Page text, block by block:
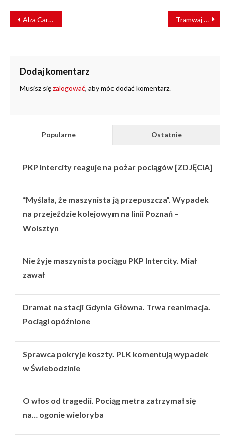
NAWIGACJA
WPISU
Alza Cargo świętuje 10-lecie istnienia Tramwaj modułowy przyszłością transportu miejskiego? [WYWIAD]
Dodaj komentarz
Musisz sięzalogować, aby móc dodać komentarz.
Popularne Ostatnie
PKP Intercity reaguje na pożar pociągów [ZDJĘCIA]
“Myślała, że maszynista ją przepuszcza”. Wypadek
na przejeździe kolejowym na linii Poznań –
Wolsztyn
Nie żyje maszynista pociągu PKP Intercity. Miał
zawał
Dramat na stacji Gdynia Główna. Trwa reanimacja.
Pociągi opóźnione
Sprawca pokryje koszty. PLK komentują wypadek
w Świebodzinie
O włos od tragedii. Pociąg metra zatrzymał się
na… ogonie wieloryba